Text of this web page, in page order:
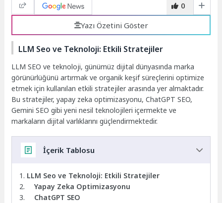
0
Yazı Özetini Göster
LLM Seo ve Teknoloji: Etkili Stratejiler
LLM SEO ve teknoloji, günümüz dijital dünyasında marka
görünürlüğünü artırmak ve organik keşif süreçlerini optimize
etmek için kullanılan etkili stratejiler arasında yer almaktadır.
Bu stratejiler, yapay zeka optimizasyonu, ChatGPT SEO,
Gemini SEO gibi yeni nesil teknolojileri içermekte ve
markaların dijital varlıklarını güçlendirmektedir.
İçerik Tablosu
LLM Seo ve Teknoloji: Etkili Stratejiler
Yapay Zeka Optimizasyonu
ChatGPT SEO